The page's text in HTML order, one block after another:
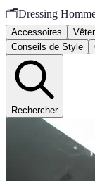
🗂️Dressing
Accessoires
Conseils de Style
Rechercher